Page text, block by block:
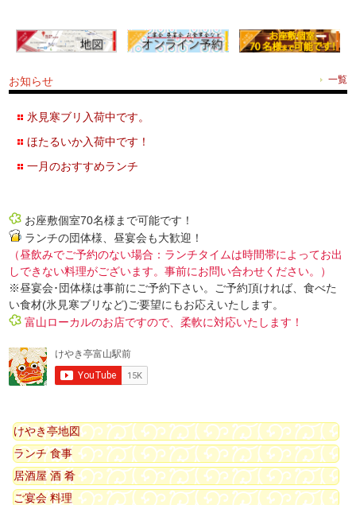
お知らせ 一覧
氷見寒ブリ入荷中です。
ほたるいか入荷中です！
一月のおすすめランチ
お座敷個室70名様まで可能です！
ランチの団体様、昼宴会も大歓迎！
（昼飲みでご予約のない場合：ランチタイムは時間帯によってお出
しできない料理がございます。事前にお問い合わせください。）
※昼宴会･団体様は事前にご予約下さい。ご予約頂ければ、食べた
い食材(氷見寒ブリなど)ご要望にもお応えいたします。
富山ローカルのお店ですので、柔軟に対応いたします！
けやき亭地図
ランチ 食事
居酒屋 酒 肴
ご宴会 料理